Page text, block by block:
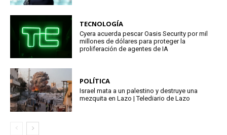
TECNOLOGÍA
Cyera acuerda pescar Oasis Security por mil
millones de dólares para proteger la
proliferación de agentes de IA
POLÍTICA
Israel mata a un palestino y destruye una
mezquita en Lazo | Telediario de Lazo